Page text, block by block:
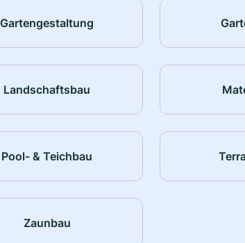
Gartengestaltung
Landschaftsbau
Pool- & Teichbau
Zaunbau